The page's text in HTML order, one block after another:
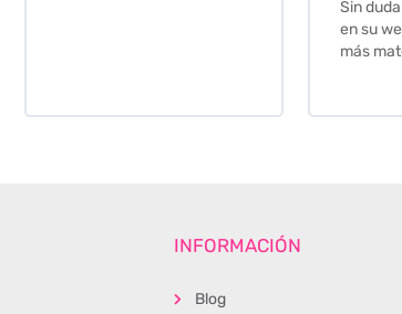
INFORMACIÓN
Blog